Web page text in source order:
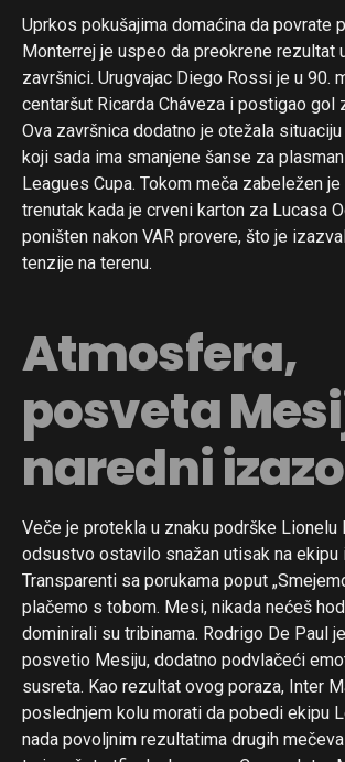
Uprkos pokušajima domaćina da povrate
Monterrej je uspeo da preokrene rezultat
završnici. Urugvajac Diego Rossi je u 90.
centaršut Ricarda Cháveza i postigao gol
Ova završnica dodatno je otežala
koji sada ima smanjene šanse za
Leagues Cupa. Tokom meča zabeležen
trenutak kada je crveni karton za Lucasa
poništen nakon VAR provere, što je
tenzije na terenu.
Atmosfera,
posveta
naredni
Veče je protekla u znaku podrške Lionelu
odsustvo ostavilo snažan utisak na ekipu
Transparenti sa porukama poput
plačemo s tobom. Mesi, nikada nećeš
dominirali su tribinama. Rodrigo De Paul
posvetio Mesiju, dodatno podvlačeći
susreta. Kao rezultat ovog poraza, Inter
poslednjem kolu morati da pobedi ekipu
nada povoljnim rezultatima drugih